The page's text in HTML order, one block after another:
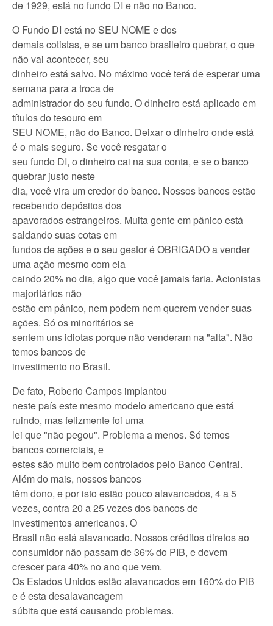
de 1929, está no fundo DI e não no Banco.
O Fundo DI está no SEU NOME e dos
demais cotistas, e se um banco brasileiro quebrar, o que
não vai acontecer, seu
dinheiro está salvo. No máximo você terá de esperar uma
semana para a troca de
administrador do seu fundo. O dinheiro está aplicado em
títulos do tesouro em
SEU NOME, não do Banco. Deixar o dinheiro onde está
éo maisseguro. Se você resgatar o
seu fundo DI, o dinheiro cai na sua conta, e se o banco
quebrar justo neste
dia, você vira um credor do banco. Nossos bancos estão
recebendo depósitos dos
apavorados estrangeiros. Muita gente em pânico está
saldando suas cotas em
fundos de ações e o seu gestor é OBRIGADO a vender
uma ação mesmo com ela
caindo 20% no dia, algo que você jamais faria. Acionistas
majoritários não
estão em pânico, nem podem nem querem vender suas
ações. Só os minoritários se
sentem uns idiotas porque não venderam na "alta". Não
temos bancos de
investimento no Brasil.
De fato, Roberto Campos implantou
neste país este mesmo modelo americano que está
ruindo, mas felizmente foi uma
lei que "não pegou". Problema a menos. Só temos
bancos comerciais, e
estes são muito bem controlados pelo Banco Central.
Além do mais, nossos bancos
têm dono, e por isto estão pouco alavancados, 4 a5
vezes, contra20 a25 vezes dos bancos de
investimentos americanos. O
Brasil não está alavancado. Nossos créditos diretos ao
consumidor não passam de 36% do PIB, e devem
crescer para 40% no ano que vem.
Os Estados Unidos estão alavancados em 160% do PIB
e é esta desalavancagem
súbita que está causando problemas.